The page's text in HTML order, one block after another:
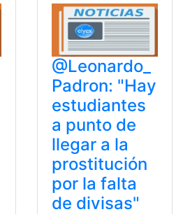
@Leonardo_
Padron: "Hay
estudiantes
a punto de
llegar a la
prostitución
por la falta
de divisas"